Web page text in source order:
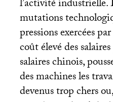
l’activité industrielle.
mutations
pressions exercées
coût élevé des
salaires chinois,
des machines les
devenus trop chers